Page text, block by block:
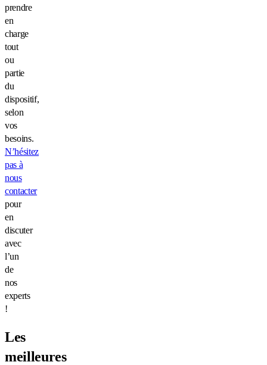
prendre
en
charge
tout
ou
partie
du
dispositif,
selon
vos
besoins.
N’hésitez
pas à
nous
contacter
pour
en
discuter
avec
l’un
de
nos
experts
!
Les
meilleures